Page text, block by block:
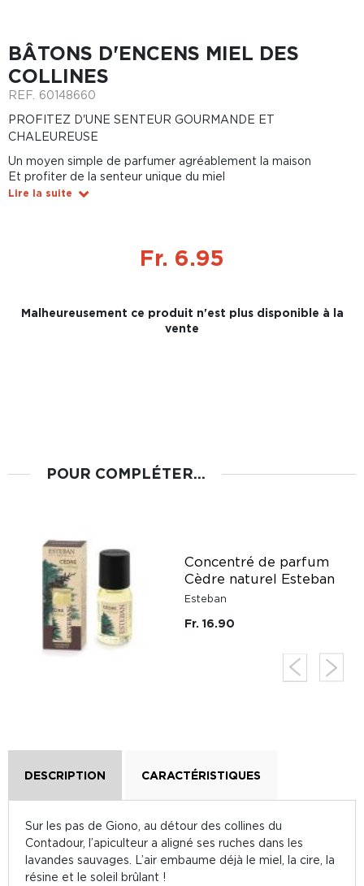
BÂTONS D'ENCENS MIEL DES
COLLINES
REF. 60148660
PROFITEZ D'UNE SENTEUR GOURMANDE ET
CHALEUREUSE
Un moyen simple de parfumer agréablement la maison
Et profiter de la senteur unique du miel
Lire la suite
Fr. 6.95
Malheureusement ce produit n'est plus disponible à la
vente
POUR COMPLÉTER...
Concentré de parfum
Cèdre naturel Esteban
Esteban
Fr. 16.90
DESCRIPTION CARACTÉRISTIQUES
Sur les pas de Giono, au détour des collines du
Contadour, l’apiculteur a aligné ses ruches dans les
lavandes sauvages. L’air embaume déjà le miel, la cire, la
résine et le soleil brûlant !